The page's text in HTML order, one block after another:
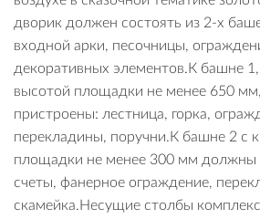
дворик должен состоять из 2-х
входной арки, песочницы,
декоративных элементов.К башне
высотой площадки не менее 650
пристроены: лестница, горка,
перекладины, поручни.К башне 2 с
площадки не менее 300 мм должны
счеты, фанерное ограждение,
скамейка.Несущие столбы